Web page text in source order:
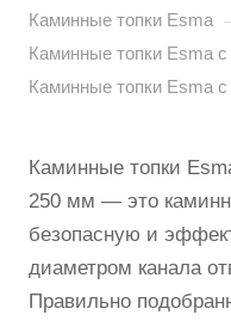
Каминные топки Esma
Каминные топки Esma
Каминные топки Esma
Каминные топки
250 мм — это
безопасную и
диаметром канала
Правильно